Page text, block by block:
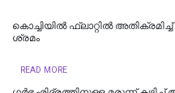
കൊച്ചിയില്‍ ഫ്ലാറ്റിൽ
ശ്രമം
READ MORE